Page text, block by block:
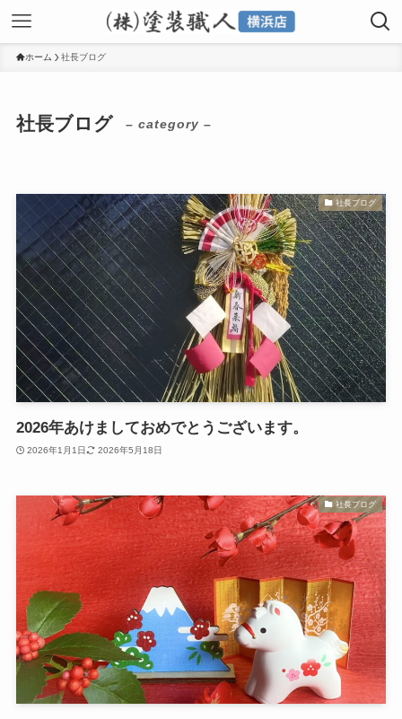
ホーム 社長ブログ
社長ブログ – category –
社長ブログ
2026年あけましておめでとうございます。
2026年1月1日 2026年5月18日
社長ブログ